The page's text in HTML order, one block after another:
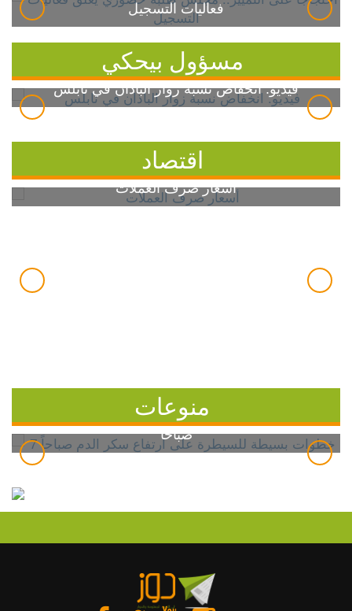
فعاليات التسجيل
مسؤول بيحكي
فيديو: انخفاض نسبة زوار الباذان في نابلس
اقتصاد
أسعار صرف العملات
منوعات
7 خطوات بسيطة للسيطرة على ارتفاع سكر الدم
صباحاً